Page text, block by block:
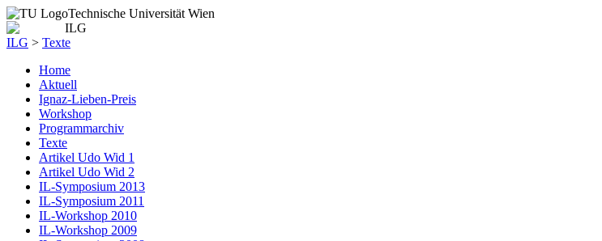
Technische Universität Wien
ILG > Texte
Home
Aktuell
Ignaz-Lieben-Preis
Workshop
Programmarchiv
Texte
Artikel Udo Wid 1
Artikel Udo Wid 2
IL-Symposium 2013
IL-Symposium 2011
IL-Workshop 2010
IL-Workshop 2009